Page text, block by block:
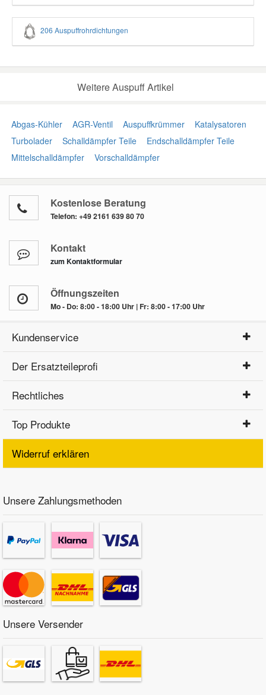
206 Auspuffrohrdichtungen
Weitere Auspuff Artikel
Abgas-Kühler AGR-Ventil Auspuffkrümmer
Katalysatoren
Turbolader
Schalldämpfer Teile
Endschalldämpfer Teile
Mittelschalldämpfer
Vorschalldämpfer
Kostenlose Beratung
Telefon: +49 2161 639 80 70
Kontakt
zum Kontaktformular
Öffnungszeiten
Mo - Do: 8:00 - 18:00 Uhr | Fr: 8:00 - 17:00 Uhr
Kundenservice
Der Ersatzteileprofi
Rechtliches
Top Produkte
Widerruf erklären
Unsere Zahlungsmethoden
Unsere Versender